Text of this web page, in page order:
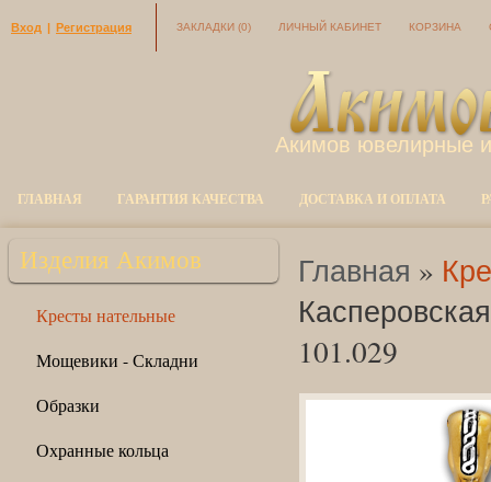
Вход | Регистрация ЗАКЛАДКИ (0) ЛИЧНЫЙ КАБИНЕТ КОРЗИНА
Акимов ювелирные
ГЛАВНАЯ ГАРАНТИЯ КАЧЕСТВА ДОСТАВКА И ОПЛАТА
Изделия Акимов
Кресты нательные
Мощевики - Складни
Образки
Охранные кольца
Главная »
101.029